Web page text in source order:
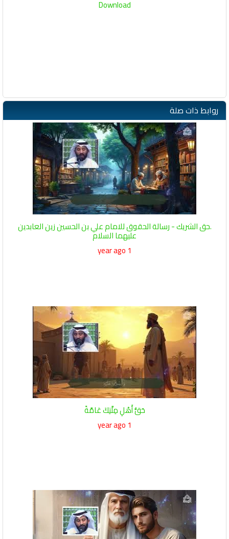
Download
روابط ذات صلة
.حق الشريك - رسالة الحقوق للامام علي بن الحسين زين العابدين
عليهما السلام
1 year ago
حَقُّ أَهْلِ مِلَّتِكَ عَامَّةً
1 year ago